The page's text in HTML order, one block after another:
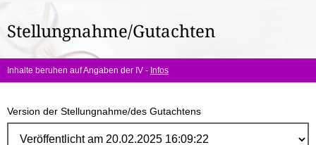
hier:
Stellungnahme/Gutachten
Inhalte beruhen auf Angaben der IV - Infos
Version der Stellungnahme/des Gutachtens